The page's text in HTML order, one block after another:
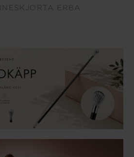
ERBA